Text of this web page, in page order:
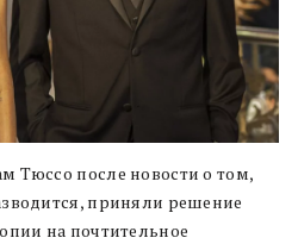
Тюссо после новости о том,
приняли решение
на почтительное